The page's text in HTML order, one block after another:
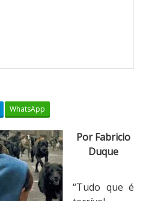
WhatsApp
Por Fabricio
Duque
“Tudo que é